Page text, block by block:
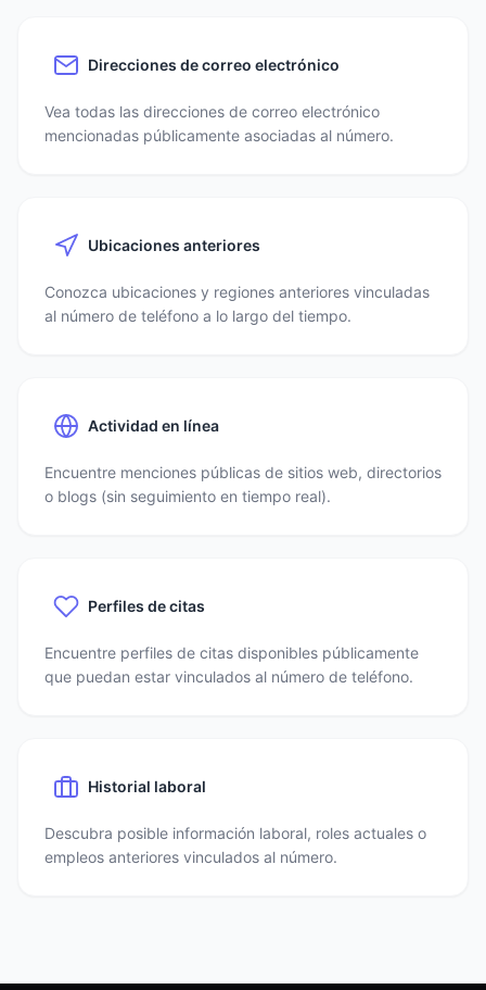
Direcciones de correo electrónico
Vea todas las direcciones de correo electrónico
mencionadas públicamente asociadas al número.
Ubicaciones anteriores
Conozca ubicaciones y regiones anteriores vinculadas
al número de teléfono a lo largo del tiempo.
Actividad en línea
Encuentre menciones públicas de sitios web, directorios
o blogs (sin seguimiento en tiempo real).
Perfiles de citas
Encuentre perfiles de citas disponibles públicamente
que puedan estar vinculados al número de teléfono.
Historial laboral
Descubra posible información laboral, roles actuales o
empleos anteriores vinculados al número.